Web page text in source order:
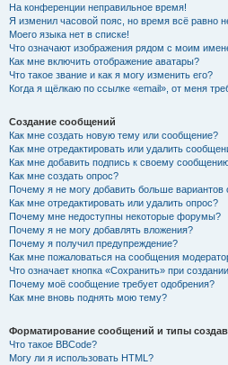
На конференции неправильное время!
Я изменил часовой пояс, но время всё равно
Моего языка нет в списке!
Что означают изображения рядом с моим
Как мне включить отображение аватары?
Что такое звание и как я могу изменить его?
Когда я щёлкаю по ссылке «email», от меня
Создание сообщений
Как мне создать новую тему или сообщение?
Как мне отредактировать или удалить
Как мне добавить подпись к своему
Как мне создать опрос?
Почему я не могу добавить больше вариантов
Как мне отредактировать или удалить опрос?
Почему мне недоступны некоторые форумы?
Почему я не могу добавлять вложения?
Почему я получил предупреждение?
Как мне пожаловаться на сообщения
Что означает кнопка «Сохранить» при
Почему моё сообщение требует одобрения?
Как мне вновь поднять мою тему?
Форматирование сообщений и типы
Что такое BBCode?
Могу ли я использовать HTML?